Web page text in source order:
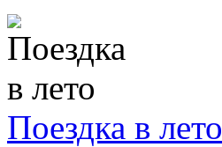
Поездка в лето